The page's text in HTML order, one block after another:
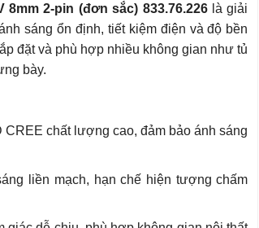
2-pin (đơn sắc) 833.76.226là giải
sáng ổn định, tiết kiệm điện và độ bền
đặt và phù hợp nhiều không gian như tủ
bày.
chất lượng cao, đảm bảo ánh sáng
liền mạch, hạn chế hiện tượng chấm